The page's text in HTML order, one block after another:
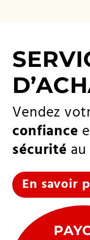
Vendez
confiance
sécurité au
En savoir